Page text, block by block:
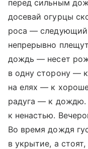
перед сильным
досевай огурцы
роса — следующий
непрерывно
дождь — несет
в одну сторону —
на елях — к
радуга — к дождю.
к ненастью.
Во время дождя
в укрытие, а